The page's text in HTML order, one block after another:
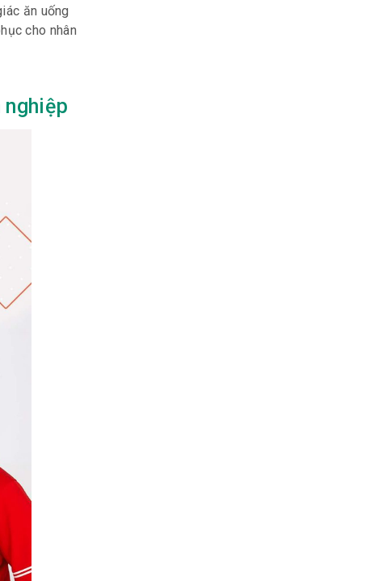
ăn uống
cho nhân
nghiệp